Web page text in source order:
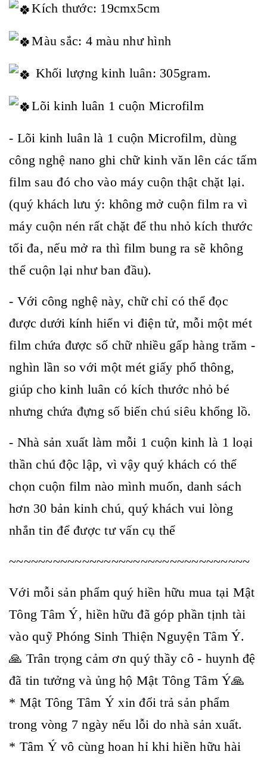
Kích thước: 19cmx5cm
Màu sắc: 4 màu như hình
Khối lượng kinh luân: 305gram.
Lõi kinh luân 1 cuộn Microfilm
- Lõi kinh luân là 1 cuộn Microfilm, dùng
công nghệ nano ghi chữ kinh văn lên các tấm
film sau đó cho vào máy cuộn thật chặt lại.
(quý khách lưu ý: không mở cuộn film ra vì
máy cuộn nén rất chặt để thu nhỏ kích thước
tối đa, nếu mở ra thì film bung ra sẽ không
thể cuộn lại như ban đầu).
- Với công nghệ này, chữ chỉ có thể đọc
được dưới kính hiển vi điện tử, mỗi một mét
film chứa được số chữ nhiều gấp hàng trăm -
nghìn lần so với một mét giấy phổ thông,
giúp cho kinh luân có kích thước nhỏ bé
nhưng chứa đựng số biến chú siêu khổng lồ.
- Nhà sản xuất làm mỗi 1 cuộn kinh là 1 loại
thần chú độc lập, vì vậy quý khách có thể
chọn cuộn film nào mình muốn, danh sách
hơn 30 bản kinh chú, quý khách vui lòng
nhắn tin để được tư vấn cụ thể
~~~~~~~~~~~~~~~~~~~~~~~~~~~~~~~~~
Với mỗi sản phẩm quý hiền hữu mua tại Mật
Tông Tâm Ý, hiền hữu đã góp phần tịnh tài
vào quỹ Phóng Sinh Thiện Nguyện Tâm Ý.
🙏 Trân trọng cảm ơn quý thầy cô - huynh đệ
đã tin tưởng và ủng hộ Mật Tông Tâm Ý🙏
* Mật Tông Tâm Ý xin đổi trả sản phẩm
trong vòng 7 ngày nếu lỗi do nhà sản xuất.
* Tâm Ý vô cùng hoan hỉ khi hiền hữu hài